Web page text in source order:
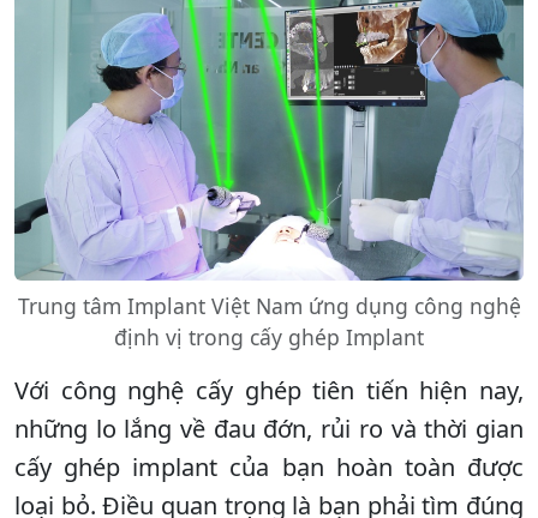
Trung tâm Implant Việt Nam ứng dụng công nghệ
định vị trong cấy ghép Implant
Với công nghệ cấy ghép tiên tiến hiện nay,
những lo lắng về đau đớn, rủi ro và thời gian
cấy ghép implant của bạn hoàn toàn được
loại bỏ. Điều quan trọng là bạn phải tìm đúng